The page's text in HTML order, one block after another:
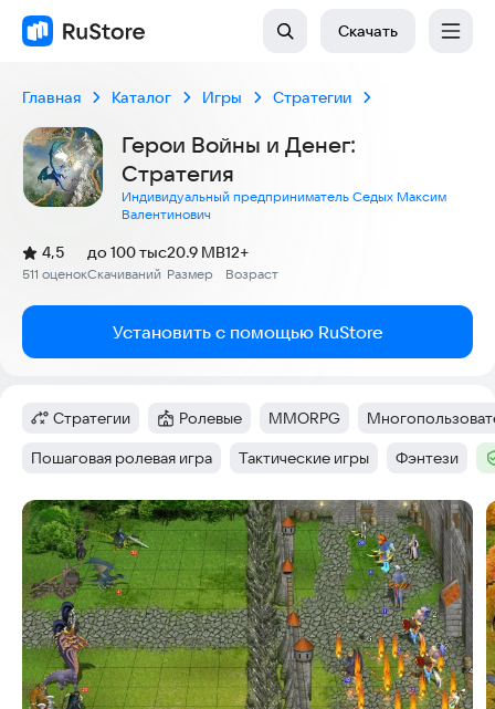
Скачать
Главная Каталог Игры Стратегии
Герои Войны и Денег:
Стратегия
Индивидуальный предприниматель Седых Максим
Валентинович
Рейтинг:
4,5
(
511 оценок
)
Скачиваний
до 100 тыс
Размер
20.9 MB
Возраст
12+
Установить с помощью RuStore
Категория:
Стратегии Категория:
Ролевые Тег:
MMORPG Тег:
Тег:
Пошаговая ролевая игра Тег:
Тактические игры Тег:
Фэнтези
Скриншоты